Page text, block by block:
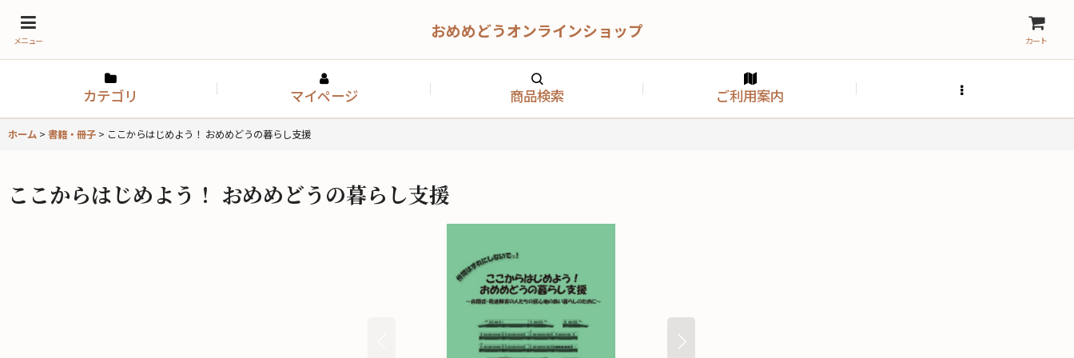
メニュー おめめどうオンラインショップ カート
カテゴリ マイページ 商品検索 ご利用案内
ホーム > 書籍・冊子 > ここからはじめよう！ おめめどうの暮らし支援
ここからはじめよう！ おめめどうの暮らし支援